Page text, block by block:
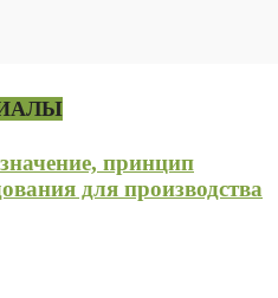
принцип
для производства